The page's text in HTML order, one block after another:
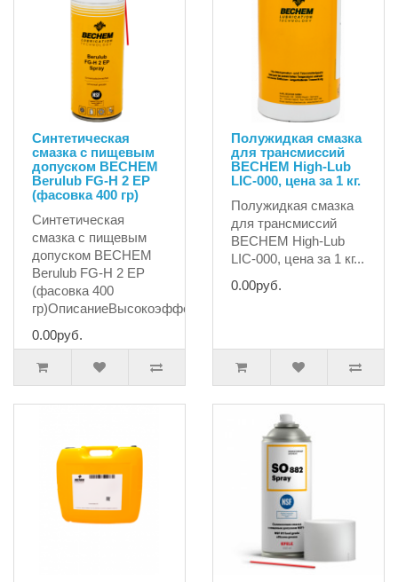
Синтетическая
смазка c пищевым
допуском BECHEM
Berulub FG-H 2 EP
(фасовка 400 гр)
Синтетическая
смазка c пищевым
допуском BECHEM
Berulub FG-H 2 EP
(фасовка 400
гр)ОписаниеВысокоэффек..
0.00руб.
Полужидкая смазка
для трансмиссий
BECHEM High-Lub
LIC-000, цена за 1 кг.
Полужидкая смазка
для трансмиссий
BECHEM High-Lub
LIC-000, цена за 1 кг...
0.00руб.